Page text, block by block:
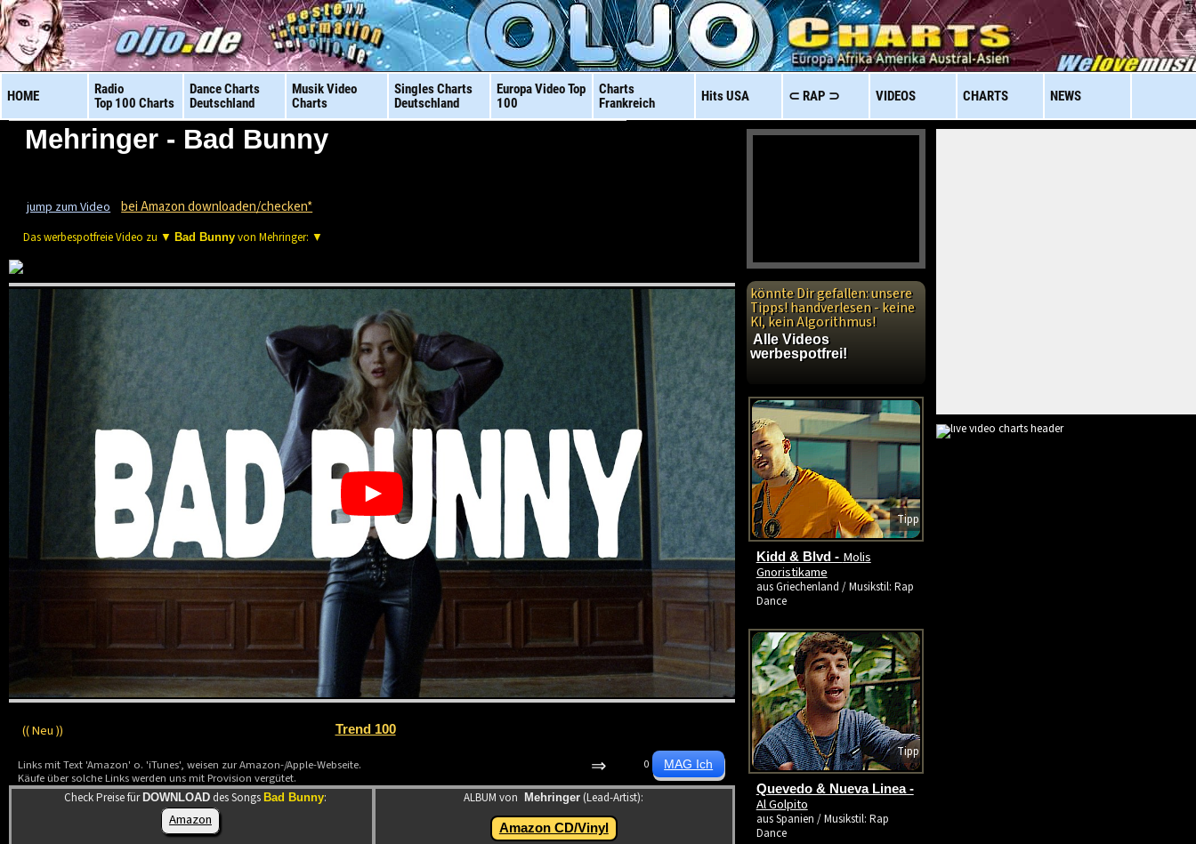
HOME
Radio
Top 100 Charts
Dance Charts
Deutschland
Musik Video
Charts
Singles Charts
Deutschland
Europa VideoTop
100
Charts
Frankreich
HitsUSA ⊂ RAP ⊃ VIDEOS CHARTS NEWS
Mehringer - Bad Bunny
jump zum Video bei Amazon downloaden/checken*
Das werbespotfreie Video zu ▼Bad Bunny von Mehringer: ▼
(( Neu )) Trend 100
Links mit Text 'Amazon' o. 'iTunes', weisen zur Amazon-/Apple-Webseite.
Käufe über solche Links werden uns mit Provision vergütet.
⇒ 0
Check Preise für DOWNLOADdes Songs Bad Bunny:
Amazon
ALBUM von Mehringer (Lead-Artist):
Amazon CD/Vinyl
könnte Dir gefallen: unsere
Tipps! handverlesen - keine
KI, kein Algorithmus!
Alle Videos
werbespotfrei!
Tipp
Kidd & Blvd - Molis
Gnoristikame
aus Griechenland / Musikstil: Rap
Dance
Tipp
Quevedo & Nueva Linea -
Al Golpito
aus Spanien / Musikstil: Rap
Dance